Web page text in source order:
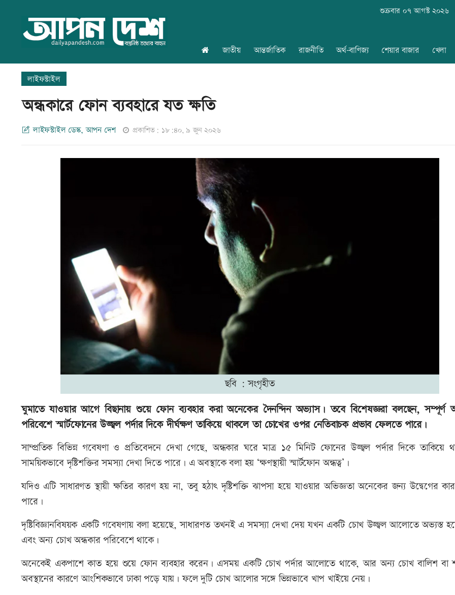
শুক্রবার ০৭ আগস্ট ২০২৬
জাতীয় আন্তর্জাতিক রাজনীতি অর্থ-বাণিজ্য শেয়ার বাজার খেলা
লাইফস্টাইল
অন্ধকারে ফোন ব্যবহারে যত ক্ষতি
লাইফস্টাইল ডেস্ক, আপন দেশ প্রকাশিত: ১৮:৪০, ৯ জুন ২০২৬
ছবি : সংগৃহীত
ঘুমাতে যাওয়ার আগে বিছানায় শুয়ে ফোন ব্যবহার করা অনেকের দৈনন্দিন অভ্যাস। তবে বিশেষজ্ঞরা বলছেন, সম্পূর্ণ
পরিবেশে স্মার্টফোনের উজ্জ্বল পর্দার দিকে দীর্ঘক্ষণ তাকিয়ে থাকলে তা চোখের ওপর নেতিবাচক প্রভাব ফেলতে পারে।
সাম্প্রতিক বিভিন্ন গবেষণা ও প্রতিবেদনে দেখা গেছে, অন্ধকার ঘরে মাত্র ১৫ মিনিট ফোনের উজ্জ্বল পর্দার দিকে তাকিয়ে
সাময়িকভাবে দৃষ্টিশক্তির সমস্যা দেখা দিতে পারে। এ অবস্থাকে বলা হয় ‘ক্ষণস্থায়ী স্মার্টফোন অন্ধত্ব’।
যদিও এটি সাধারণত স্থায়ী ক্ষতির কারণ হয় না, তবু হঠাৎ দৃষ্টিশক্তি ঝাপসা হয়ে যাওয়ার অভিজ্ঞতা অনেকের জন্য উদ্বেগের
পারে।
দৃষ্টিবিজ্ঞানবিষয়ক একটি গবেষণায় বলা হয়েছে, সাধারণত তখনই এ সমস্যা দেখা দেয় যখন একটি চোখ উজ্জ্বল আলোতে অভ্যস্ত
এবং অন্য চোখ অন্ধকার পরিবেশে থাকে।
অনেকেই একপাশে কাত হয়ে শুয়ে ফোন ব্যবহার করেন। এসময় একটি চোখ পর্দার আলোতে থাকে, আর অন্য চোখ বালিশ বা
অবস্থানের কারণে আংশিকভাবে ঢাকা পড়ে যায়। ফলে দুটি চোখ আলোর সঙ্গে ভিন্নভাবে খাপ খাইয়ে নেয়।